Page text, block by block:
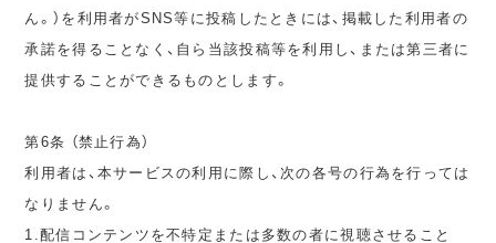
ん。）を利用者がSNS等に投稿したときには、掲載した利用者の
承諾を得ることなく、自ら当該投稿等を利用し、または第三者に
提供することができるものとします。
第6条 （禁止行為）
利用者は、本サービスの利用に際し、次の各号の行為を行っては
なりません。
1.配信コンテンツを不特定または多数の者に視聴させること